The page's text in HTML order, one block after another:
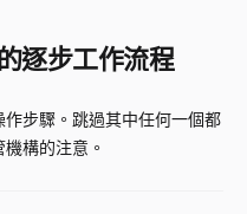
逐步工作流程
步驟。跳過其中任何一個都
構的注意。